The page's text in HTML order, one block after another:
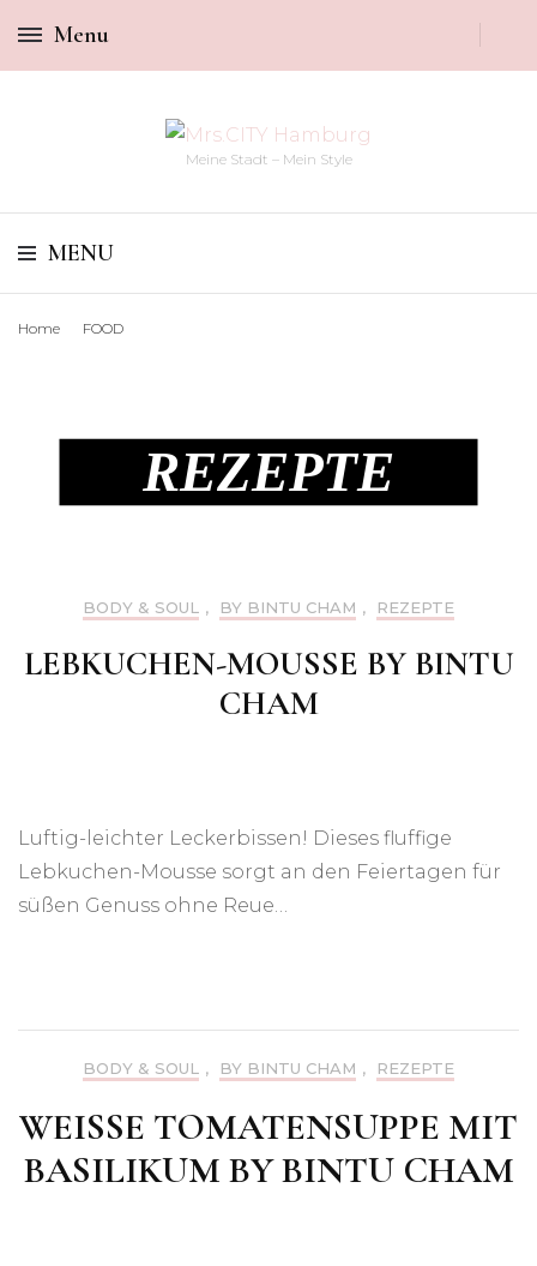
Menu
Meine Stadt – Mein Style
MENU
Home FOOD
REZEPTE
BODY & SOUL , BY BINTU CHAM , REZEPTE
LEBKUCHEN-MOUSSE BY BINTU
CHAM
Luftig-leichter Leckerbissen! Dieses fluffige
Lebkuchen-Mousse sorgt an den Feiertagen für
süßen Genuss ohne Reue…
BODY & SOUL , BY BINTU CHAM , REZEPTE
WEISSE TOMATENSUPPE MIT B
ASILIKUM BY BINTU CHAM